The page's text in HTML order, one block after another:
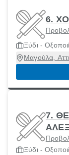
6.
Ξύδι -
Μαγούλα,
7.
Ξύδι -